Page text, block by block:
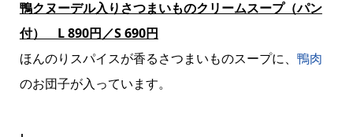
鴨クヌーデル入りさつまいものクリームスープ（パン
付） L 890円／S 690円
ほんのりスパイスが香るさつまいものスープに、 鴨肉
のお団子が入っています。